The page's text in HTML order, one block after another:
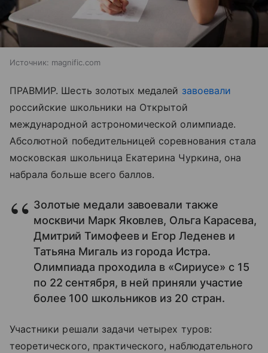
Источник: magnific.com
ПРАВМИР. Шесть золотых медалей завоевали
российские школьники на Открытой
международной астрономической олимпиаде.
Абсолютной победительницей соревнования стала
московская школьница Екатерина Чуркина, она
набрала больше всего баллов.
Золотые медали завоевали также
москвичи Марк Яковлев, Ольга Карасева,
Дмитрий Тимофеев и Егор Леденев и
Татьяна Мигаль из города Истра.
Олимпиада проходила в «Сириусе» с 15
по 22 сентября, в ней приняли участие
более 100 школьников из 20 стран.
Участники решали задачи четырех туров:
теоретического, практического, наблюдательного